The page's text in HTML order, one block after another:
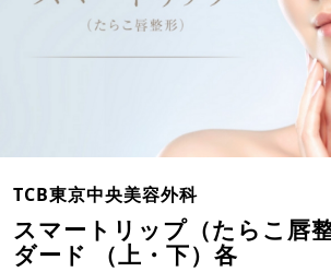
TCB東京中央美容外科
スマートリップ（たらこ唇
ダード （上・下）各